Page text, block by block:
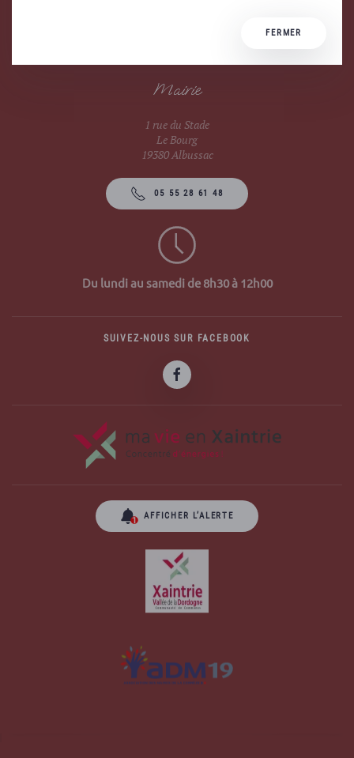
Mairie
1 rue du Stade
Le Bourg
19380 Albussac
05 55 28 61 48
Du lundi au samedi de 8h30 à 12h00
SUIVEZ-NOUS SUR FACEBOOK
AFFICHER L’ALERTE
FERMER